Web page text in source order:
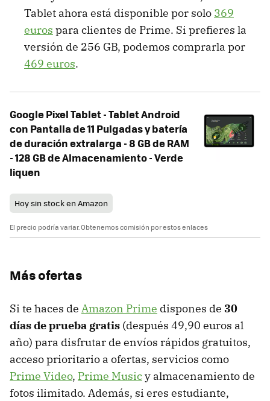
Tablet ahora está disponible por solo 369
euros para clientes de Prime. Si prefieres la
versión de 256 GB, podemos comprarla por
469 euros.
Google Pixel Tablet - Tablet Android
con Pantalla de 11 Pulgadas y batería
de duración extralarga - 8 GB de RAM
- 128 GB de Almacenamiento - Verde
liquen
Hoy sin stock en Amazon
El precio podría variar. Obtenemos comisión por estos enlaces
Más ofertas
Si te haces de Amazon Prime dispones de 30
días de prueba gratis (después 49,90 euros al
año) para disfrutar de envíos rápidos gratuitos,
acceso prioritario a ofertas, servicios como
Prime Video, Prime Musicy almacenamiento de
fotos ilimitado. Además, si eres estudiante,